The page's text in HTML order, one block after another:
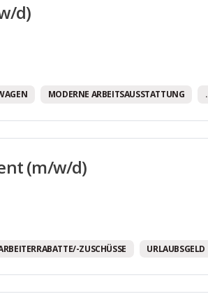
d)
MODERNE ARBEITSAUSSTATTUNG
(m/w/d)
ZUSCHÜSSE URLAUBSGELD